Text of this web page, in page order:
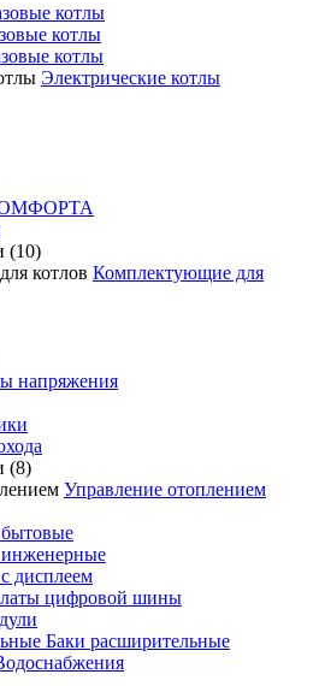
котлы
котлы
котлы
Электрические котлы
(10)
Комплектующие для
напряжения
(8)
Управление отоплением
дисплеем
цифровой шины
Баки расширительные